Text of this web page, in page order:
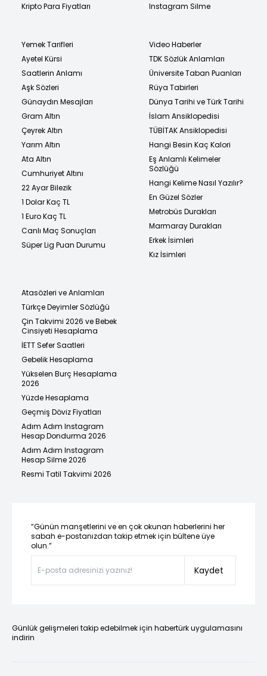
Kripto Para Fiyatları
Instagram Silme
Yemek Tarifleri
Ayetel Kürsi
Saatlerin Anlamı
Aşk Sözleri
Günaydın Mesajları
Gram Altın
Çeyrek Altın
Yarım Altın
Ata Altın
Cumhuriyet Altını
22 Ayar Bilezik
1 Dolar Kaç TL
1 Euro Kaç TL
Canlı Maç Sonuçları
Süper Lig Puan Durumu
Video Haberler
TDK Sözlük Anlamları
Üniversite Taban Puanları
Rüya Tabirleri
Dünya Tarihi ve Türk Tarihi
İslam Ansiklopedisi
TÜBİTAK Ansiklopedisi
Hangi Besin Kaç Kalori
Eş Anlamlı Kelimeler
Sözlüğü
Hangi Kelime Nasıl Yazılır?
En Güzel Sözler
Metrobüs Durakları
Marmaray Durakları
Erkek İsimleri
Kız İsimleri
Atasözleri ve Anlamları
Türkçe Deyimler Sözlüğü
Çin Takvimi 2026 ve Bebek
Cinsiyeti Hesaplama
İETT Sefer Saatleri
Gebelik Hesaplama
Yükselen Burç Hesaplama
2026
Yüzde Hesaplama
Geçmiş Döviz Fiyatları
Adım Adım Instagram
Hesap Dondurma 2026
Adım Adım Instagram
Hesap Silme 2026
Resmi Tatil Takvimi 2026
“Günün manşetlerini ve en çok okunan haberlerini her
sabah e-postanızdan takip etmek için bültene üye
olun.”
Kaydet
Günlük gelişmeleri takip edebilmek için habertürk uygulamasını
indirin